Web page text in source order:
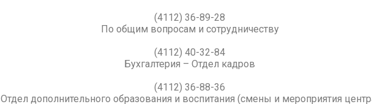
(4112) 36-89-28
По общим вопросам и сотрудничеству
(4112) 40-32-84
Бухгалтерия – Отдел кадров
(4112) 36-88-36
Отдел дополнительного образования и воспитания (смены и мероприятия